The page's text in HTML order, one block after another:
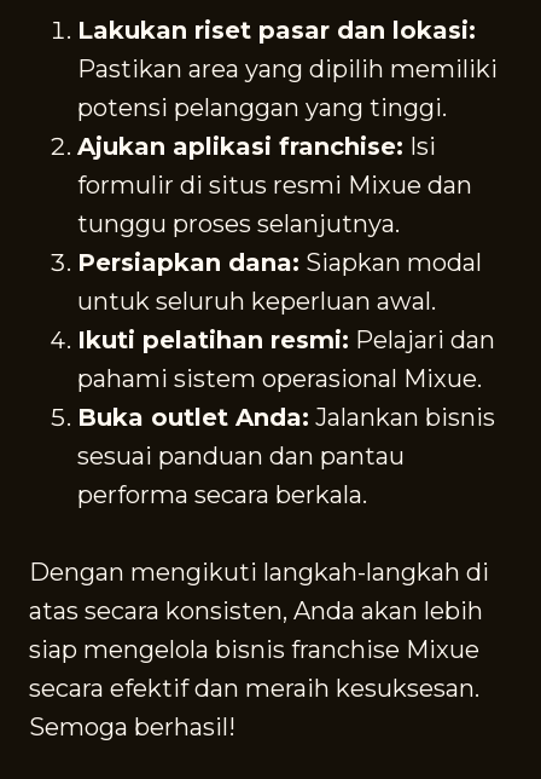
Lakukan riset pasar dan lokasi:
Pastikan area yang dipilih memiliki
potensi pelanggan yang tinggi.
Ajukan aplikasi franchise: Isi
formulir di situs resmi Mixue dan
tunggu proses selanjutnya.
Persiapkan dana: Siapkan modal
untuk seluruh keperluan awal.
Ikuti pelatihan resmi: Pelajari dan
pahami sistem operasional Mixue.
Buka outlet Anda: Jalankan bisnis
sesuai panduan dan pantau
performa secara berkala.
Dengan mengikuti langkah-langkah di
atas secara konsisten, Anda akan lebih
siap mengelola bisnis franchise Mixue
secara efektif dan meraih kesuksesan.
Semoga berhasil!